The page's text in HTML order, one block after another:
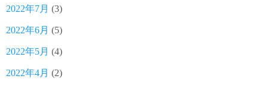
2022年7月 (3)
2022年6月 (5)
2022年5月 (4)
2022年4月 (2)